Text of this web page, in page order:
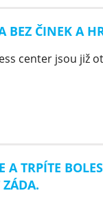
BEZ ČINEK A
center jsou již
A TRPÍTE